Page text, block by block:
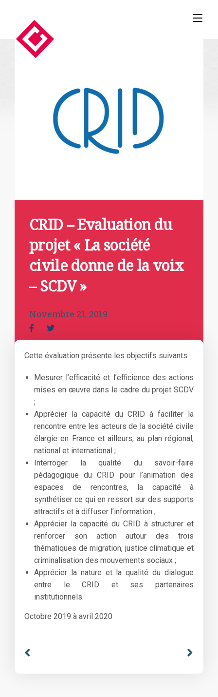
CRID – Evaluation du
projet « La société
civile donne de la voix
– SCDV »
Novembre 21, 2019
Cette évaluation présente les objectifs suivants :
Mesurer l’efficacité et l’efficience des actions
mises en œuvre dans le cadre du projet SCDV
;
Apprécier la capacité du CRID à faciliter la
rencontre entre les acteurs de la société civile
élargie en France et ailleurs, au plan régional,
national et international ;
Interroger la qualité du savoir-faire
pédagogique du CRID pour l’animation des
espaces de rencontres, la capacité à
synthétiser ce qui en ressort sur des supports
attractifs et à diffuser l’information ;
Apprécier la capacité du CRID à structurer et
renforcer son action autour des trois
thématiques de migration, justice climatique et
criminalisation des mouvements sociaux ;
Apprécier la nature et la qualité du dialogue
entre le CRID et ses partenaires
institutionnels.
Octobre 2019 à avril 2020